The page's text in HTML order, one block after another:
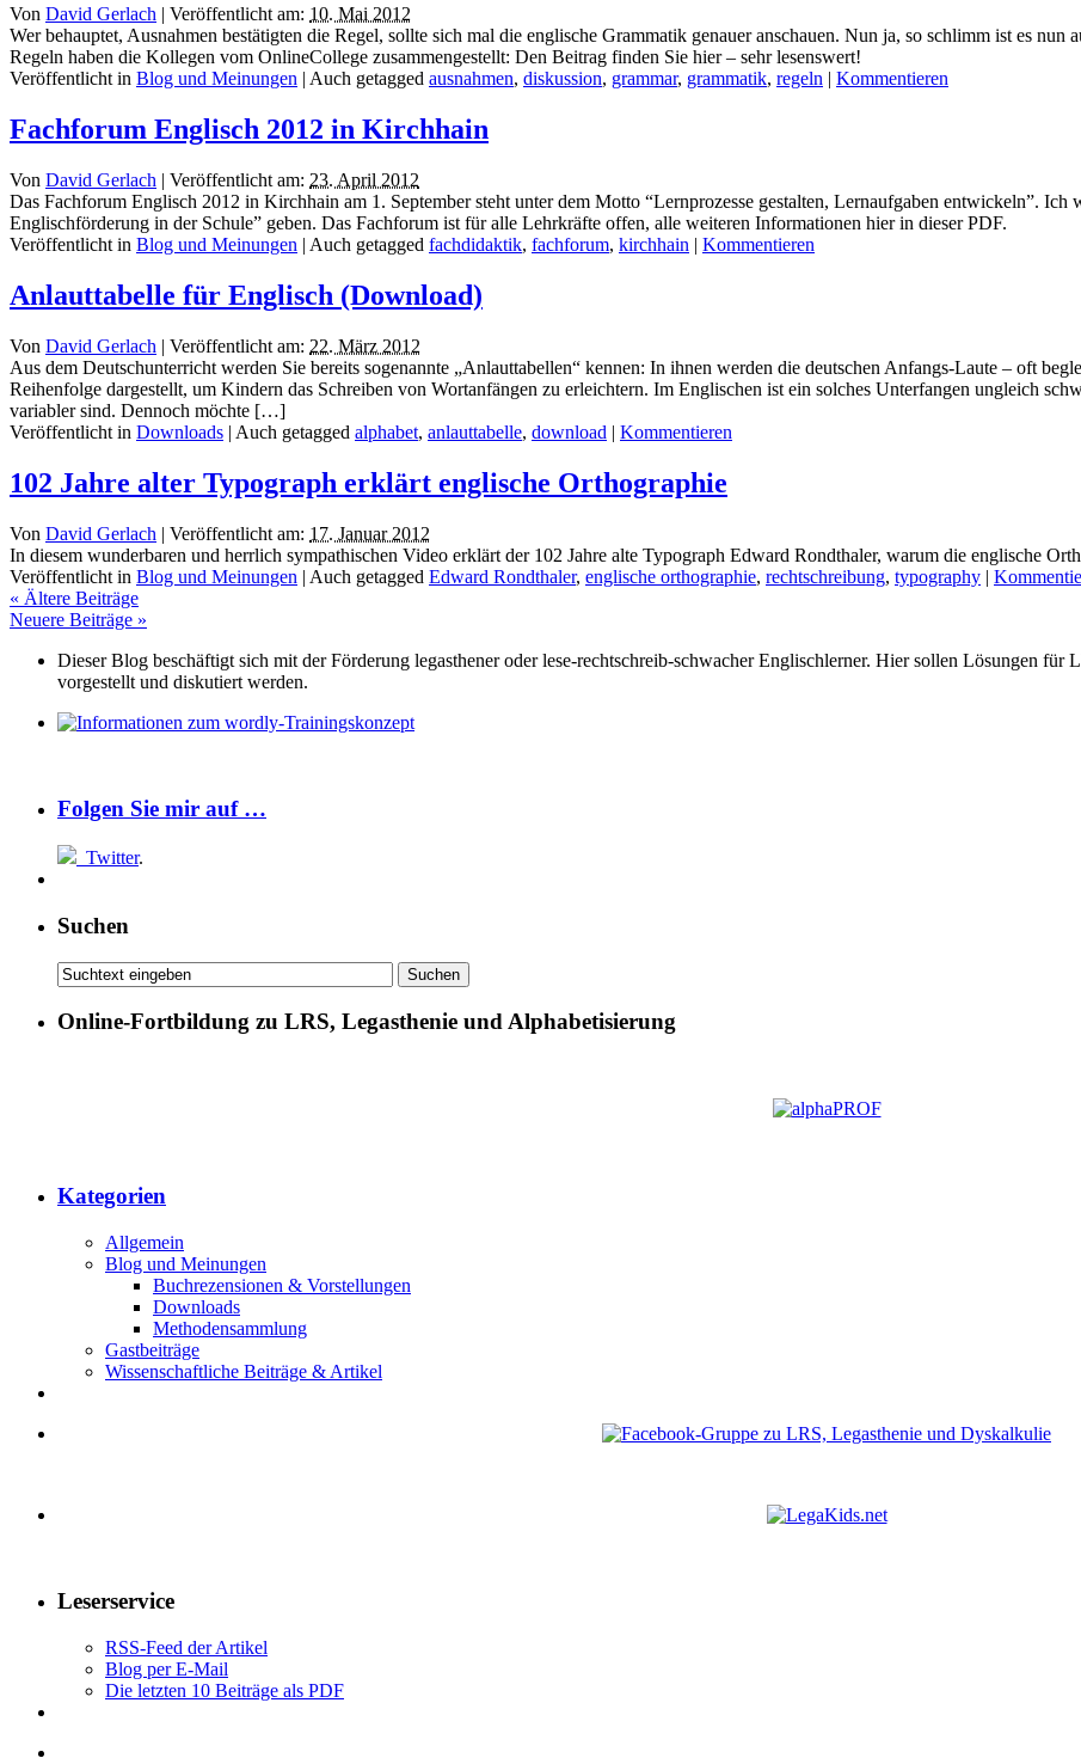
Von David Gerlach | Veröffentlicht am: 10. Mai 2012
Wer behauptet, Ausnahmen bestätigten die Regel, sollte sich mal die englische Grammatik genauer anschauen. Nun ja, so schlimm ist es
Regeln haben die Kollegen vom OnlineCollege zusammengestellt: Den Beitrag finden Sie hier – sehr lesenswert!
Veröffentlicht in Blog und Meinungen | Auch getagged ausnahmen, diskussion, grammar, grammatik, regeln | Kommentieren
Fachforum Englisch 2012 in Kirchhain
Von David Gerlach | Veröffentlicht am: 23. April 2012
Das Fachforum Englisch 2012 in Kirchhain am 1. September steht unter dem Motto “Lernprozesse gestalten, Lernaufgaben entwickeln”.
Englischförderung in der Schule” geben. Das Fachforum ist für alle Lehrkräfte offen, alle weiteren Informationen hier in dieser PDF.
Veröffentlicht in Blog und Meinungen | Auch getagged fachdidaktik, fachforum, kirchhain | Kommentieren
Anlauttabelle für Englisch (Download)
Von David Gerlach | Veröffentlicht am: 22. März 2012
Aus dem Deutschunterricht werden Sie bereits sogenannte „Anlauttabellen“ kennen: In ihnen werden die deutschen Anfangs-Laute – oft
Reihenfolge dargestellt, um Kindern das Schreiben von Wortanfängen zu erleichtern. Im Englischen ist ein solches Unterfangen ungleich
variabler sind. Dennoch möchte […]
Veröffentlicht in Downloads | Auch getagged alphabet, anlauttabelle, download | Kommentieren
102 Jahre alter Typograph erklärt englische Orthographie
Von David Gerlach | Veröffentlicht am: 17. Januar 2012
In diesem wunderbaren und herrlich sympathischen Video erklärt der 102 Jahre alte Typograph Edward Rondthaler, warum die englische
Veröffentlicht in Blog und Meinungen | Auch getagged Edward Rondthaler, englische orthographie, rechtschreibung, typography |
« Ältere Beiträge
Neuere Beiträge »
Dieser Blog beschäftigt sich mit der Förderung legasthener oder lese-rechtschreib-schwacher Englischlerner. Hier sollen Lösungen
vorgestellt und diskutiert werden.
Folgen Sie mir auf …
Twitter.
Suchen
Online-Fortbildung zu LRS, Legasthenie und Alphabetisierung
Kategorien
Allgemein
Blog und Meinungen
Buchrezensionen & Vorstellungen
Downloads
Methodensammlung
Gastbeiträge
Wissenschaftliche Beiträge & Artikel
Leserservice
RSS-Feed der Artikel
Blog per E-Mail
Die letzten 10 Beiträge als PDF